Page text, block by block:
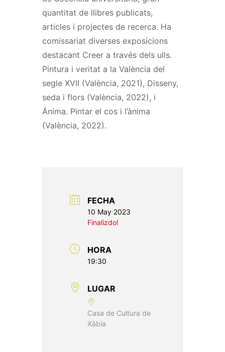
quantitat de llibres publicats,
articles i projectes de recerca. Ha
comissariat diverses exposicions
destacant Creer a través dels ulls.
Pintura i veritat a la València del
segle XVII (València, 2021), Disseny,
seda i flors (València, 2022), i
Ánima. Pintar el cos i l’ànima
(València, 2022).
FECHA
10 May 2023
Finalizdo!
HORA
19:30
LUGAR
Casa de Cultura de
Xàbia